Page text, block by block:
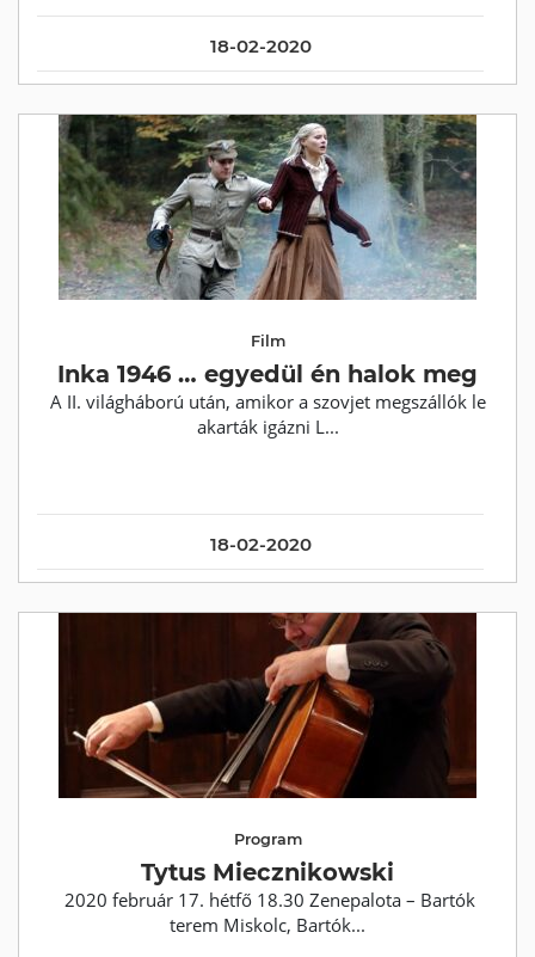
18-02-2020
18-02-2020
Film
Inka 1946 … egyedül én halok meg
A II. világháború után, amikor a szovjet megszállók le
akarták igázni L...
Program
Tytus Miecznikowski
2020 február 17. hétfő 18.30 Zenepalota – Bartók
terem Miskolc, Bartók...